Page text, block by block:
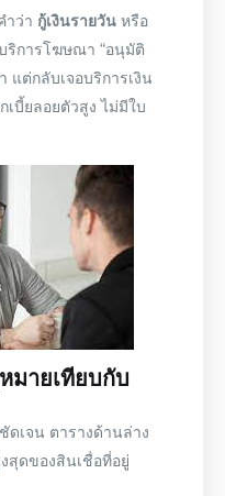
ำว่า กู้เงินรายวัน หรือ
ริการโฆษณา “อนุมัติ
แต่กลับเจอบริการเงิน
เบี้ยลอยตัวสูง ไม่มีใบ
มายเทียบกับ
ดเจน ตารางด้านล่าง
สุดของสินเชื่อที่อยู่